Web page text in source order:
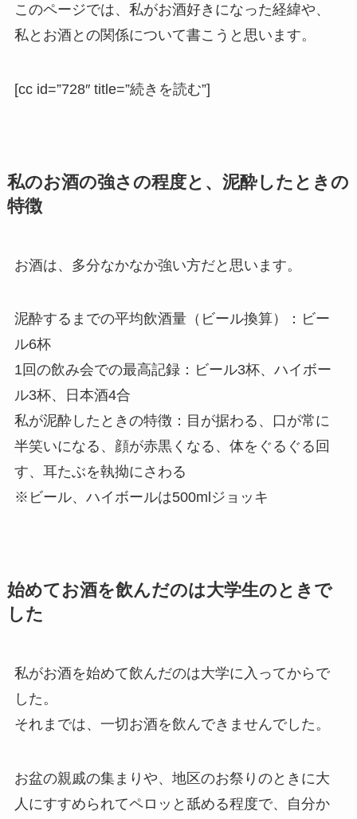
このページでは、 私がお酒好きになった経緯や、
私とお酒との関係について書こうと思います。
[cc id=”728″ title=”続きを読む”]
私のお酒の強さの程度と、泥酔したときの
特徴
お酒は、多分なかなか強い方だと思います。
泥酔するまでの平均飲酒量（ビール換算）： ビー
ル6杯
1回の飲み会での最高記録： ビール3杯、ハイボー
ル3杯、日本酒4合
私が泥酔したときの特徴： 目が据わる、口が常に
半笑いになる、顔が赤黒くなる、体をぐるぐる回
す、耳たぶを執拗にさわる
※ビール、ハイボールは500mlジョッキ
始めてお酒を飲んだのは大学生のときで
した
私がお酒を始めて飲んだのは大学に入ってからで
した。
それまでは、 一切お酒を飲んできませんでした。
お盆の親戚の集まりや、地区のお祭りのときに大
人にすすめられてペロッと舐める程度で、自分か